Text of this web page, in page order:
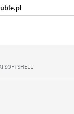
SOFTSHELL